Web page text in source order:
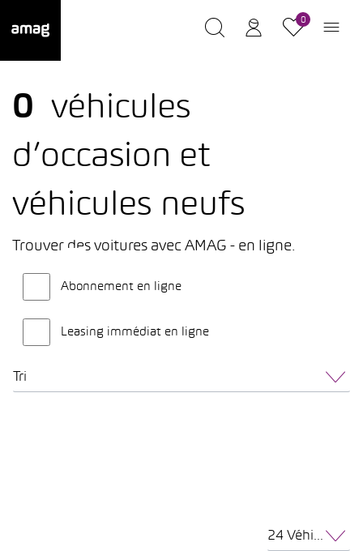
0
0 véhicules
d’occasion et
véhicules neufs
Trouver des voitures avec AMAG - en ligne.
Abonnement en ligne
Leasing immédiat en ligne
Tri
24 Véhicules par page